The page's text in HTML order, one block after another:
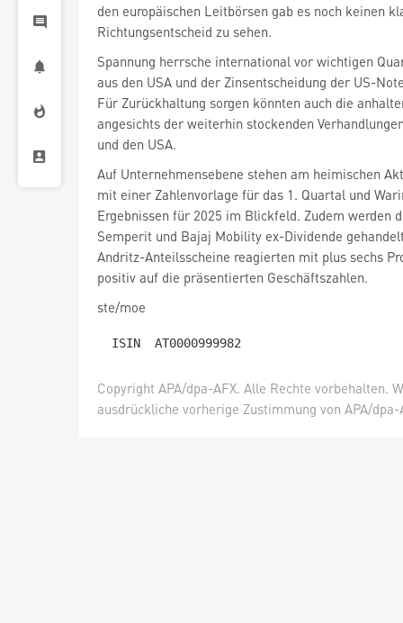
den europäischen Leitbörsen gab es noch keinen
Richtungsentscheid zu sehen.
Spannung herrsche international vor wichtigen
aus den USA und der Zinsentscheidung der US-
Für Zurückhaltung sorgen könnten auch die
angesichts der weiterhin stockenden
und den USA.
Auf Unternehmensebene stehen am heimischen
mit einer Zahlenvorlage für das 1. Quartal und
Ergebnissen für 2025 im Blickfeld. Zudem werden
Semperit und Bajaj Mobility ex-Dividende
Andritz-Anteilsscheine reagierten mit plus sechs
positiv auf die präsentierten Geschäftszahlen.
ste/moe
Copyright APA/dpa-AFX. Alle Rechte vorbehalten.
ausdrückliche vorherige Zustimmung von APA/